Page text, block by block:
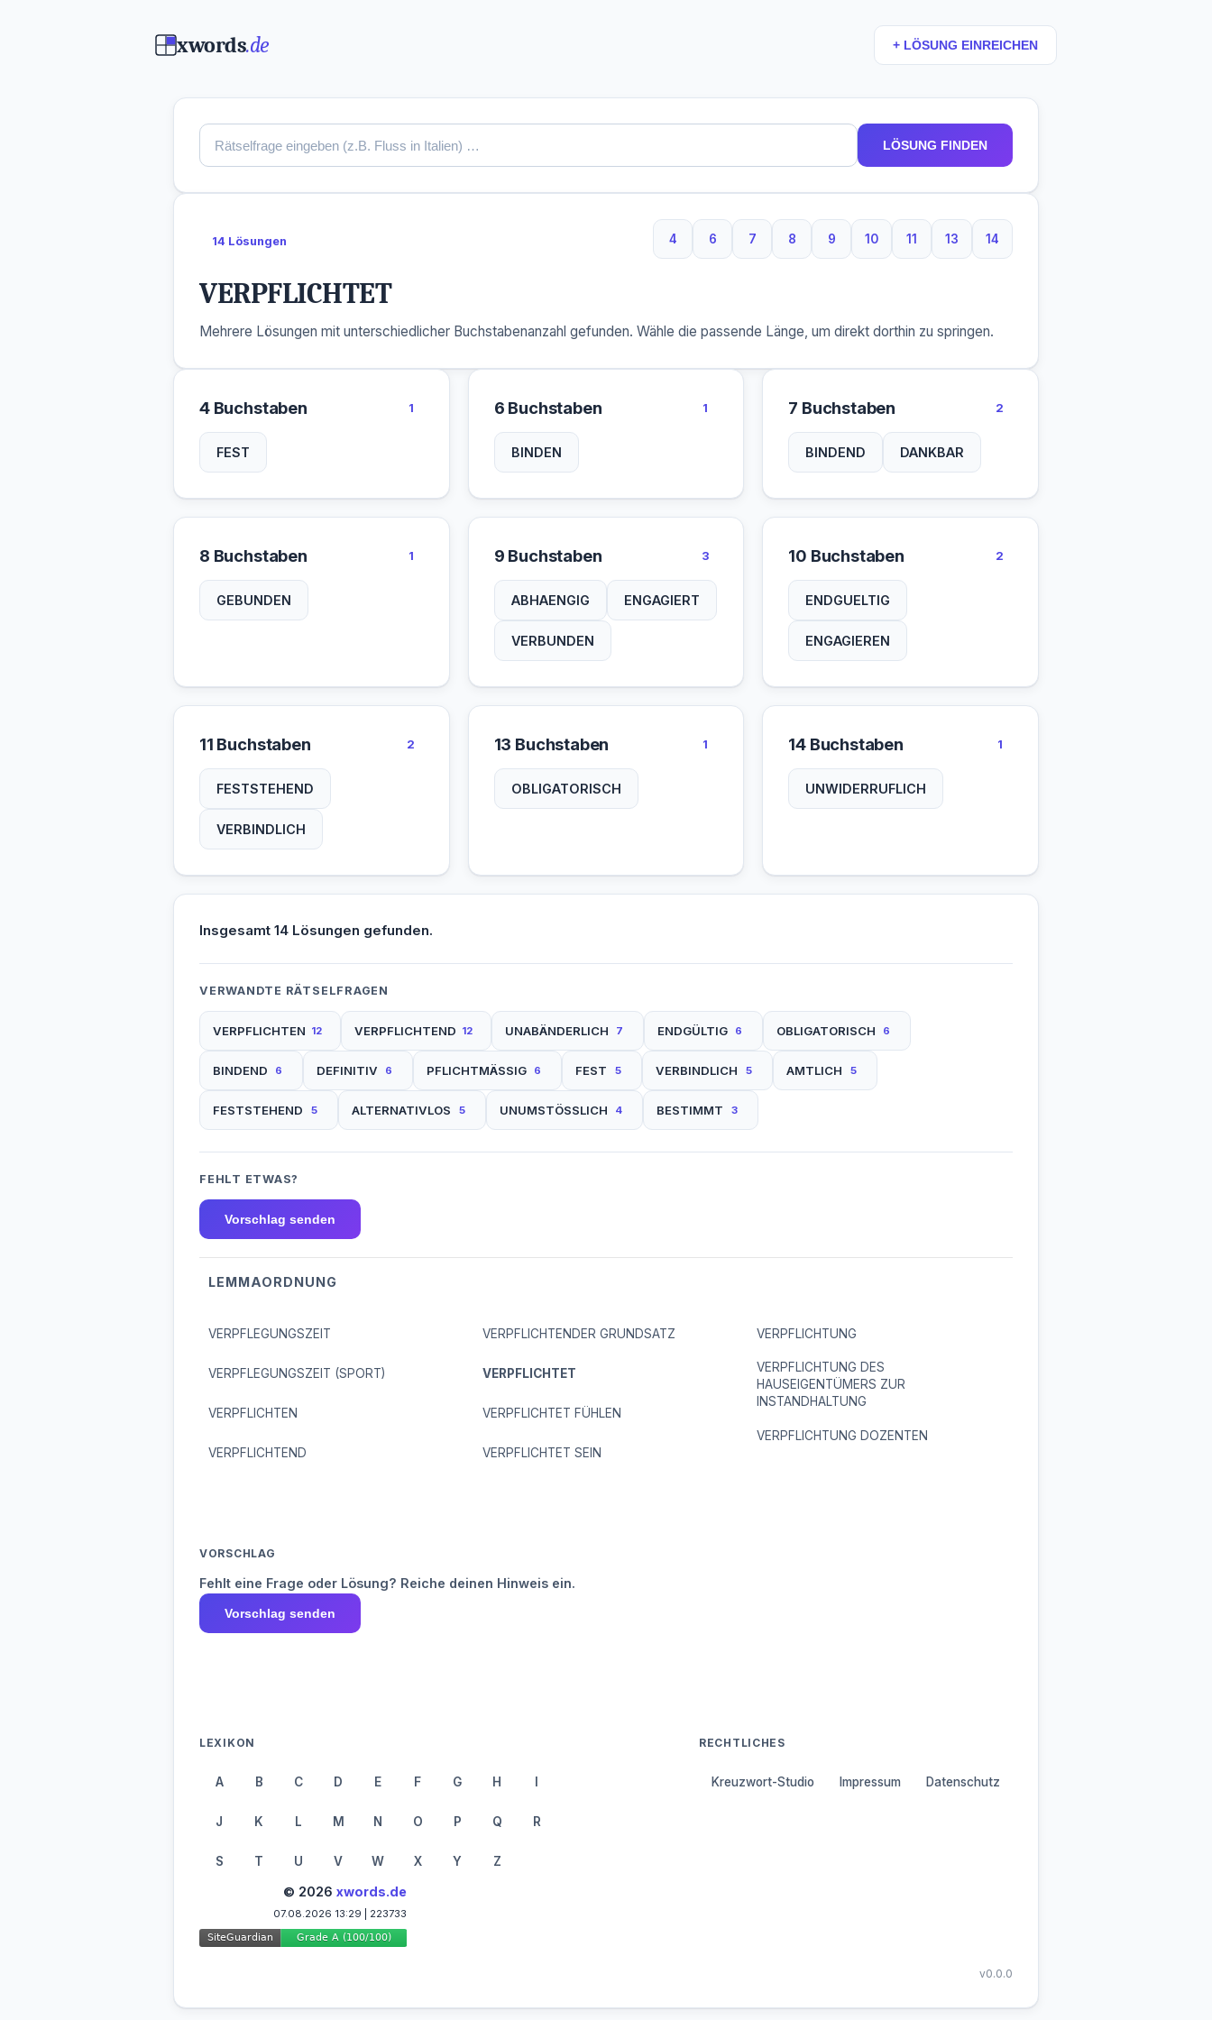
xwords.de + LÖSUNG EINREICHEN
LÖSUNG FINDEN
14 Lösungen 4
4 Buchstaben
6
6 Buchstaben
7
7 Buchstaben
8
8 Buchstaben
9
9 Buchstaben
10
10 Buchstaben
11
11 Buchstaben
13
13 Buchstaben
14
14 Buchstaben
VERPFLICHTET
Mehrere Lösungen mit unterschiedlicher Buchstabenanzahl gefunden. Wähle die passende Länge, um direkt dorthin zu springen.
4 Buchstaben 1
FEST
6 Buchstaben 1
BINDEN
7 Buchstaben 2
BINDEND DANKBAR
8 Buchstaben 1
GEBUNDEN
9 Buchstaben 3
ABHAENGIG ENGAGIERT
VERBUNDEN
10 Buchstaben 2
ENDGUELTIG
ENGAGIEREN
11 Buchstaben 2
FESTSTEHEND
VERBINDLICH
13 Buchstaben 1
OBLIGATORISCH
14 Buchstaben 1
UNWIDERRUFLICH
Insgesamt 14 Lösungen gefunden.
VERWANDTE RÄTSELFRAGEN
VERPFLICHTEN 12 VERPFLICHTEND 12 UNABÄNDERLICH 7 ENDGÜLTIG 6 OBLIGATORISCH 6
BINDEND 6 DEFINITIV 6 PFLICHTMÄSSIG 6 FEST 5 VERBINDLICH 5 AMTLICH 5
FESTSTEHEND 5 ALTERNATIVLOS 5 UNUMSTÖSSLICH 4 BESTIMMT 3
FEHLT ETWAS?
Vorschlag senden
LEMMAORDNUNG
VERPFLEGUNGSZEIT
VERPFLEGUNGSZEIT (SPORT)
VERPFLICHTEN
VERPFLICHTEND
VERPFLICHTENDER GRUNDSATZ
VERPFLICHTET
VERPFLICHTET FÜHLEN
VERPFLICHTET SEIN
VERPFLICHTUNG
VERPFLICHTUNG DES
HAUSEIGENTÜMERS ZUR
INSTANDHALTUNG
VERPFLICHTUNG DOZENTEN
VORSCHLAG
Fehlt eine Frage oder Lösung? Reiche deinen Hinweis ein.
Vorschlag senden
LEXIKON
A B C D E F G H I
J K L M N O P Q R
S T U V W X Y Z
RECHTLICHES
Kreuzwort-Studio Impressum Datenschutz
© 2026 xwords.de
07.08.2026 13:29 | 223733
v0.0.0